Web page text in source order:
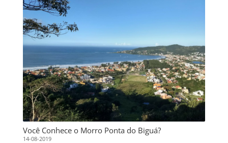
Você Conhece o Morro Ponta do Biguá?
14-08-2019